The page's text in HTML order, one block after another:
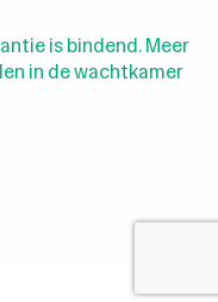
is bindend. Meer
in de wachtkamer